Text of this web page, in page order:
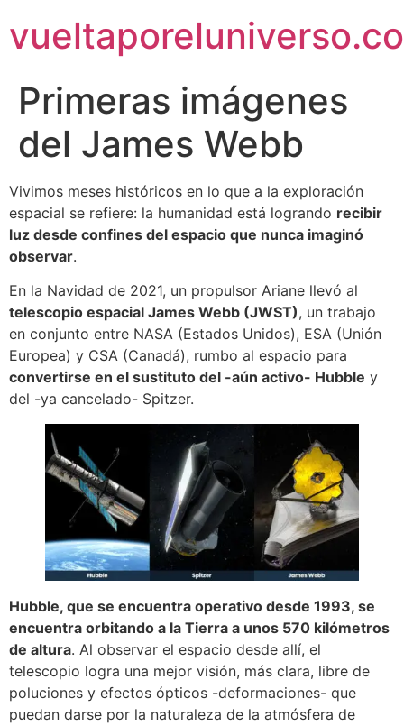
Primeras imágenes
del James Webb
Vivimos meses históricos en lo que a la exploración
espacial se refiere: la humanidad está logrando recibir
luz desde confines del espacio que nunca imaginó
observar.
En la Navidad de 2021, un propulsor Ariane llevó al
telescopio espacial James Webb (JWST), un trabajo
en conjunto entre NASA (Estados Unidos), ESA (Unión
Europea) y CSA (Canadá), rumbo al espacio para
convertirse en el sustituto del -aún activo- Hubble y
del -ya cancelado- Spitzer.
Hubble, que se encuentra operativo desde 1993, se
encuentra orbitando a la Tierra a unos 570 kilómetros
de altura. Al observar el espacio desde allí, el
telescopio logra una mejor visión, más clara, libre de
poluciones y efectos ópticos -deformaciones- que
puedan darse por la naturaleza de la atmósfera de